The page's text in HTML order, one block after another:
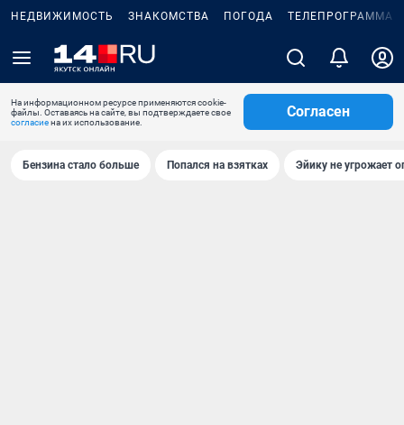
НЕДВИЖИМОСТЬ ЗНАКОМСТВА ПОГОДА ТЕЛЕПРОГРАММА
На информационном ресурсе применяются cookie-
файлы. Оставаясь на сайте, вы подтверждаете свое
согласиена их использование.
Согласен
Бензина стало больше Попался на взятках Эйику не угрожает